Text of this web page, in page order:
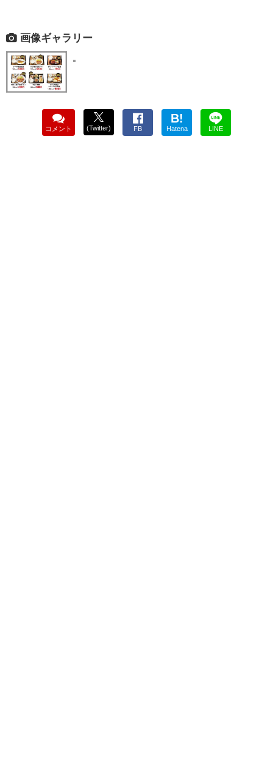
画像ギャラリー
コメント (Twitter) FB
B!
Hatena LINE